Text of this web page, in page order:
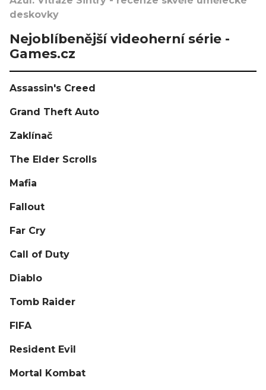
deskovky
Nejoblíbenější videoherní série -
Games.cz
Assassin's Creed
Grand Theft Auto
Zaklínač
The Elder Scrolls
Mafia
Fallout
Far Cry
Call of Duty
Diablo
Tomb Raider
FIFA
Resident Evil
Mortal Kombat